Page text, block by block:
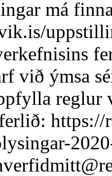
má
við ýmsa
reglur